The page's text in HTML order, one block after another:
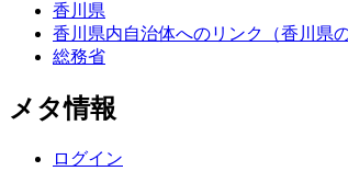
香川県
香川県内自治体へのリンク（香川県
総務省
メタ情報
ログイン